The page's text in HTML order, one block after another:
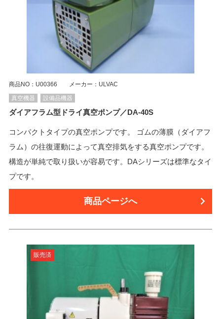
商品NO：U00366 メーカー：ULVAC
真空機器
設備品機器
ダイアフラム型ドライ真空ポンプ／DA-40S
コンパクトタイプの真空ポンプです。 ゴムの薄膜（ダイアフ
ラム）の往復運動によって真空排気をする真空ポンプです。
構造が単純で取り扱いが容易です。DAシリーズは標準なタイ
プです。
商品ページへ
販売済